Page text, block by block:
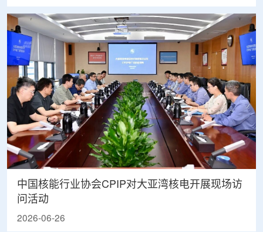
中国核能行业协会CPIP对大亚湾核电开展现场访
问活动
2026-06-26